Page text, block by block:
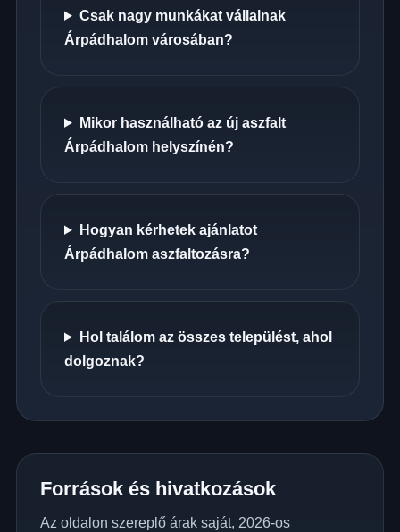
Csak nagy munkákat vállalnak
Árpádhalom városában?
Mikor használható az új aszfalt
Árpádhalom helyszínén?
Hogyan kérhetek ajánlatot
Árpádhalom aszfaltozásra?
Hol találom az összes települést, ahol
dolgoznak?
Források és hivatkozások
Az oldalon szereplő árak saját, 2026-os